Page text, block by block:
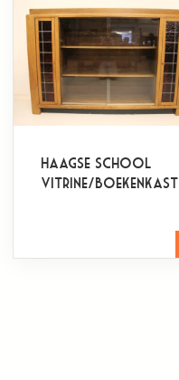
Haagse School
vitrine/boekenkast